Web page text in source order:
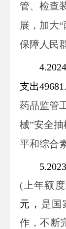
管、检查
展，加大
保障人民
支出
药品监管
械”安全
平和综合
5.
(上年额
元， 是国
作，不断